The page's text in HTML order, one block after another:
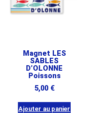
Magnet LES
SABLES
D’OLONNE
Poissons
5,00 €
Ajouter au panier